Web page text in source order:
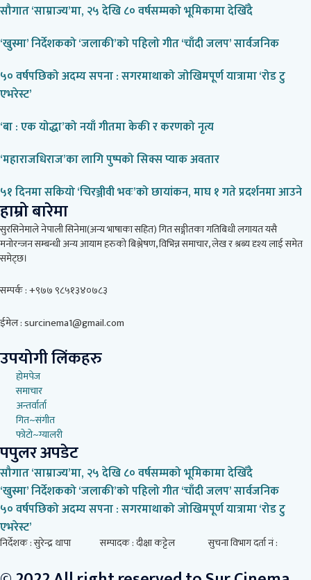
सौगात ‘साम्राज्य’मा, २५ देखि ८० वर्षसम्मको भूमिकामा देखिँदै
‘खुस्मा’ निर्देशकको ‘जलाकी’को पहिलो गीत ‘चाँदी जलप’ सार्वजनिक
५० वर्षपछिको अदम्य सपना : सगरमाथाको जोखिमपूर्ण यात्रामा ‘रोड टु
एभरेस्ट’
‘बा : एक योद्धा’को नयाँ गीतमा केकी र करणको नृत्य
‘महाराजधिराज’का लागि पुष्पको सिक्स प्याक अवतार
५१ दिनमा सकियो ‘चिरञ्जीवी भवः’को छायांकन, माघ १ गते प्रदर्शनमा आउने
हाम्रो बारेमा
सुरसिनेमाले नेपाली सिनेमा(अन्य भाषाका सहित) गित सङ्गीतका गतिबिधी लगायत यसै
मनोरन्जन सम्बन्धी अन्य आयाम हरुको बिश्लेषण, विभिन्न समाचार, लेख र श्रब्य दृश्य लाई समेत
समेट्छ।
सम्पर्क : +९७७ ९८५१३४०७८३
ईमेल : surcinema1@gmail.com
उपयोगी लिंकहरु
होमपेज
समाचार
अन्तर्वार्ता
गित~संगीत
फोटो~ग्यालरी
पपुलर अपडेट
सौगात ‘साम्राज्य’मा, २५ देखि ८० वर्षसम्मको भूमिकामा देखिँदै
‘खुस्मा’ निर्देशकको ‘जलाकी’को पहिलो गीत ‘चाँदी जलप’ सार्वजनिक
५० वर्षपछिको अदम्य सपना : सगरमाथाको जोखिमपूर्ण यात्रामा ‘रोड टु
एभरेस्ट’
निर्देशक : सुरेन्द्र थापा सम्पादक : दीक्षा कट्टेल सुचना विभाग दर्ता नं :